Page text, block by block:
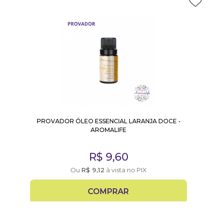
PROVADOR ÓLEO ESSENCIAL LARANJA DOCE -
AROMALIFE
R$ 9,60
Ou R$ 9,12 à vista no PIX
COMPRAR